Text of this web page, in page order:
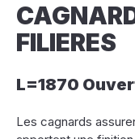
FILIERES
L=1870
Les cagnards